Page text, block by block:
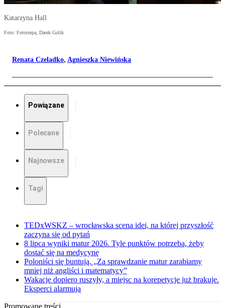
Katarzyna Hall
Foto: Fotorzepa, Darek Golik
Renata Czeladko, Agnieszka Niewińska
Powiązane
Polecane
Najnowsze
Tagi
TEDxWSKZ – wrocławska scena idei, na której przyszłość
zaczyna się od pytań
8 lipca wyniki matur 2026. Tyle punktów potrzeba, żeby
dostać się na medycynę
Poloniści się buntują. „Za sprawdzanie matur zarabiamy
mniej niż angliści i matematycy”
Wakacje dopiero ruszyły, a miejsc na korepetycje już brakuje.
Eksperci alarmują
Promowane treści